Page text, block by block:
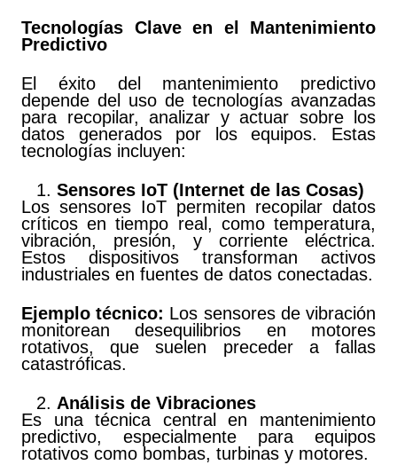
Tecnologías Clave en el Mantenimiento
Predictivo
El éxito del mantenimiento predictivo
depende del uso de tecnologías avanzadas
para recopilar, analizar y actuar sobre los
datos generados por los equipos. Estas
tecnologías incluyen:
Sensores IoT (Internet de las Cosas)
Los sensores IoT permiten recopilar datos
críticos en tiempo real, como temperatura,
vibración, presión, y corriente eléctrica.
Estos dispositivos transforman activos
industriales en fuentes de datos conectadas.
Ejemplo técnico: Los sensores de vibración
monitorean desequilibrios en motores
rotativos, que suelen preceder a fallas
catastróficas.
Análisis de Vibraciones
Es una técnica central en mantenimiento
predictivo, especialmente para equipos
rotativos como bombas, turbinas y motores.